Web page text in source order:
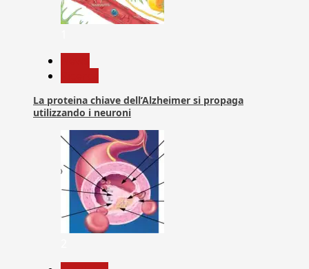
La proteina chiave dell’Alzheimer si propaga
utilizzando i neuroni